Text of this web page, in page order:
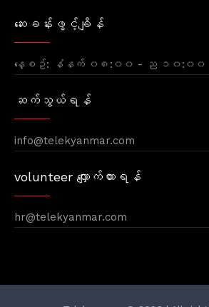
ဆေးခန်းဖွင့်ချိန်
နေ့စဥ်: နံနက် ၀၈:၀၀ - ည ၁၀:၀၀
ဆက်သွယ်ရန်
info@telekyanmar.com
volunteer လျှောက်ထားရန်
hr@telekyanmar.com